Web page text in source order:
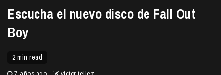
Escucha el nuevo disco de Fall Out
Boy
2 min read
7 años ago victor tellez